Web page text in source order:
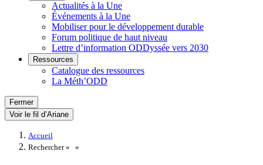
Actualités à la Une
Événements à la Une
Mobiliser pour le développement durable
Forum politique de haut niveau
Lettre d’information ODDyssée vers 2030
Ressources
Catalogue des ressources
La Méth’ODD
Fermer
Voir le fil d’Ariane
Accueil
Rechercher «
»